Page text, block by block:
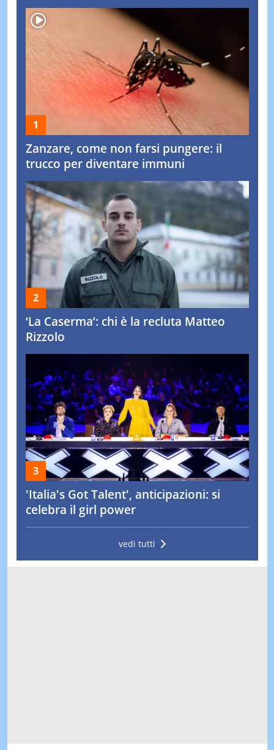
Zanzare, come non farsi pungere: il
trucco per diventare immuni
‘La Caserma’: chi è la recluta Matteo
Rizzolo
'Italia's Got Talent', anticipazioni: si
celebra il girl power
vedi tutti